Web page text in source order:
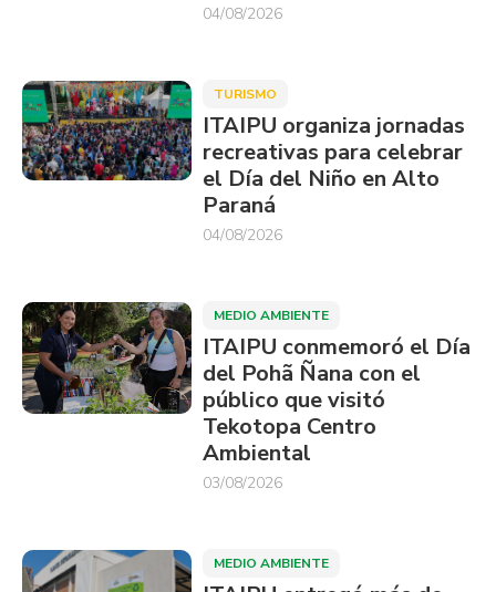
04/08/2026
TURISMO
ITAIPU organiza jornadas
recreativas para celebrar
el Día del Niño en Alto
Paraná
04/08/2026
MEDIO AMBIENTE
ITAIPU conmemoró el Día
del Pohã Ñana con el
público que visitó
Tekotopa Centro
Ambiental
03/08/2026
MEDIO AMBIENTE